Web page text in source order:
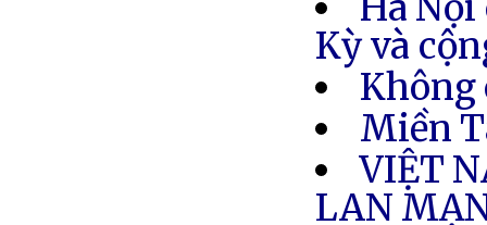
Kỳ và
Không
Miền
VIỆT
LAN